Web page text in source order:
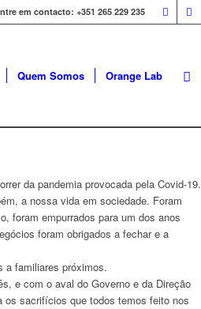
em contacto: +351 265 229 235
Quem Somos Orange Lab
da pandemia provocada pela Covid-19.
a nossa vida em sociedade. Foram
foram empurrados para um dos anos
foram obrigados a fechar e a
a familiares próximos.
e com o aval do Governo e da Direção
os sacrifícios que todos temos feito nos